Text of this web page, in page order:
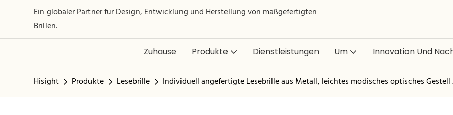
Ein globaler Partner für Design, Entwicklung und Herstellung von maßgefertigten
Brillen.
Zuhause Produkte Dienstleistungen Um Innovation Und
Hisight Produkte Lesebrille Individuell angefertigte Lesebrille aus Metall, leichtes modisches optisches Gestell